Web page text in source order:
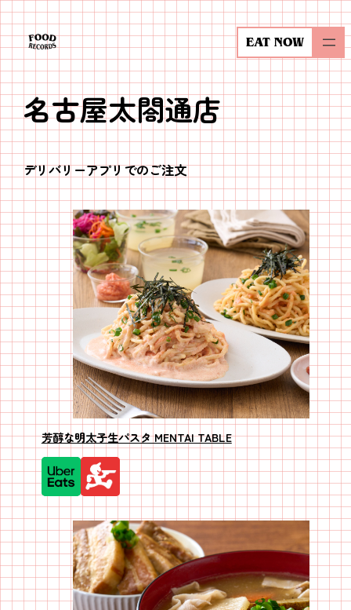
内
容
を
キ
ッ
プ
EAT NOW
名古屋太閤通店
デリバリーアプリでのご注文
芳醇な明太子生パスタ MENTAI TABLE